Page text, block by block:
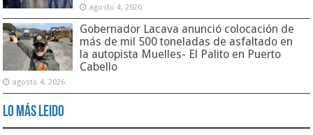
agosto 4, 2026
Gobernador Lacava anunció colocación de
más de mil 500 toneladas de asfaltado en
la autopista Muelles- El Palito en Puerto
Cabello
agosto 4, 2026
Lo Más Leido